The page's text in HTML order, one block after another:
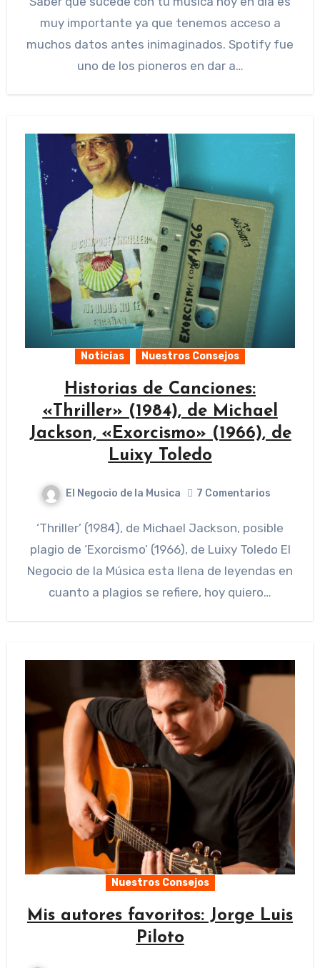
muy importante ya que tenemos acceso a
muchos datos antes inimaginados. Spotify fue
uno de los pioneros en dar a…
Noticias Nuestros Consejos
Historias de Canciones:
«Thriller» (1984), de Michael
Jackson, «Exorcismo» (1966), de
Luixy Toledo
El Negocio de la Musica 7 Comentarios
‘Thriller’ (1984), de Michael Jackson, posible
plagio de ‘Exorcismo’ (1966), de Luixy Toledo El
Negocio de la Música esta llena de leyendas en
cuanto a plagios se refiere, hoy quiero…
Nuestros Consejos
Mis autores favoritos: Jorge Luis
Piloto